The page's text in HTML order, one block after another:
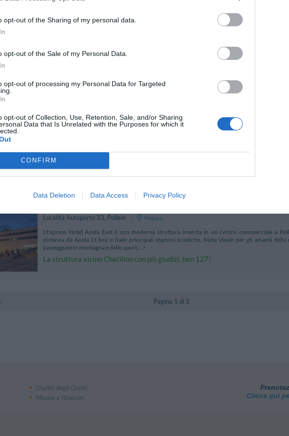
opt-out of the Sharing of my personal data.
opt-out of the Sale of my Personal Data.
opt-out of processing my Personal Data for Targeted
opt-out of Collection, Use, Retention, Sale, and/or Sharing
Data that Is Unrelated with the Purposes for which it
CONFIRM
Data Deletion Data Access Privacy Policy
Villaggio Turistico Covalou
Il Residence Covalou è situato a Covalou nel cuore della Valle d'Aosta ed è frutto della
caratteristico borgo valdostano. Situato all’imbocco della Valle del Cervino, a 4 km dal casello
Hotel Village
18.52 km
Località Torrent De Maillod 1,Quart
Mappa
L'Hotel Village si trova a Quart nel cuore della Valle D'Aosta. Situato in posizione strategica
intenda visitare la piccola ma affascinante Regione della Valle D'Aosta, l’Hotel Village si
importanti snodi autostradali per...
Località Autoporto 33, Pollein
Mappa
L'Express Hotel Aosta East è una moderna struttura inserita in un centro commerciale a
distanza da Aosta (3 km) e dalle principali stazioni sciistiche. Meta ideale per gli amanti della
passeggiate in montagna e dello sport...
La struttura vicino Chatillon con più giudizi, ben 127!
Pagina 1 di 1
Giudizi degli Ospiti
Mappe e Itinerari
Clicca qui